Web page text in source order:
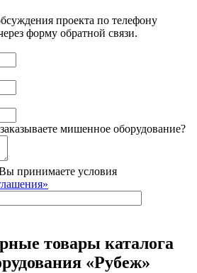
проекта по телефону
форму обратной связи.
мишенное оборудование?
принимаете условия
товары каталога
«Рубеж»